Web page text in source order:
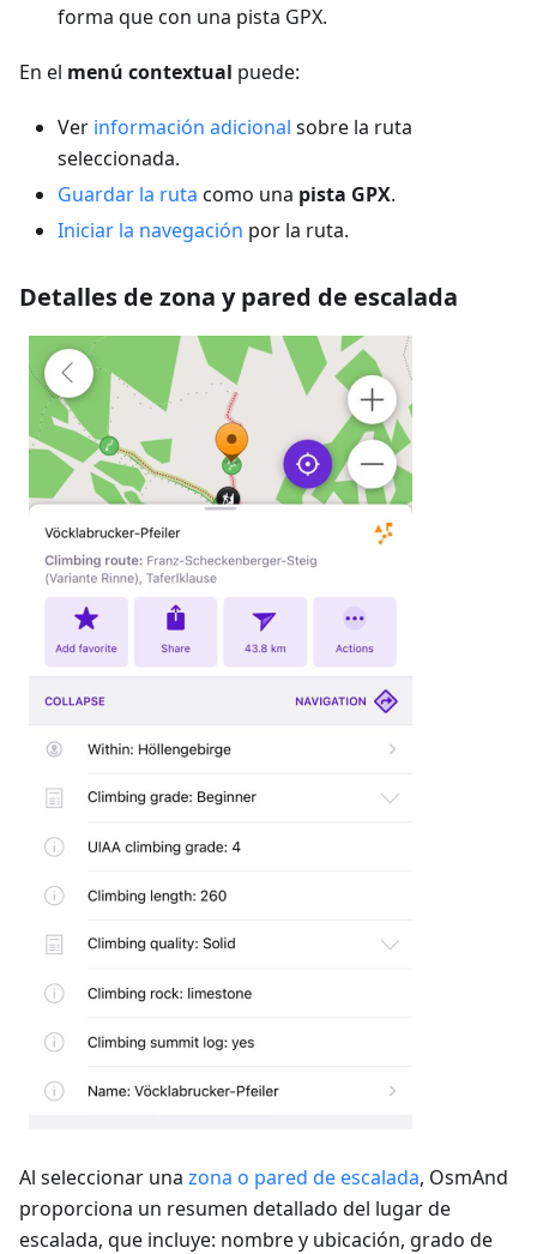
forma que con una pista GPX.
En el menú contextual puede:
Ver información adicional sobre la ruta
seleccionada.
Guardar la ruta como una pista GPX.
Iniciar la navegación por la ruta.
Detalles de zona y pared de escalada
Al seleccionar una zona o pared de escalada, OsmAnd
proporciona un resumen detallado del lugar de
escalada, que incluye: nombre y ubicación, grado de